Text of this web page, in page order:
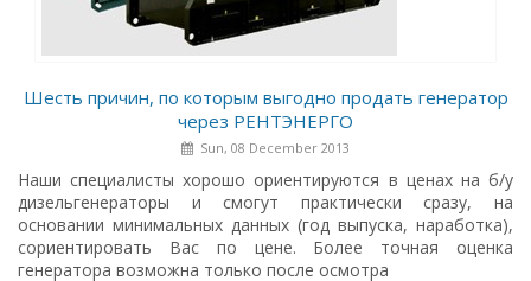
Шесть причин, по которым выгодно продать генератор
через РЕНТЭНЕРГО
Sun, 08 December 2013
Наши специалисты хорошо ориентируются в ценах на б/у
дизельгенераторы и смогут практически сразу, на
основании минимальных данных (год выпуска, наработка),
сориентировать Вас по цене. Более точная оценка
генератора возможна только после осмотра